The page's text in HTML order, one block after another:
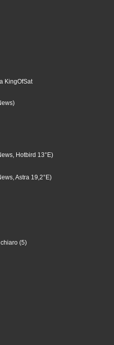
KingOfSat
Hotbird 13°E)
Astra 19,2°E)
(5)